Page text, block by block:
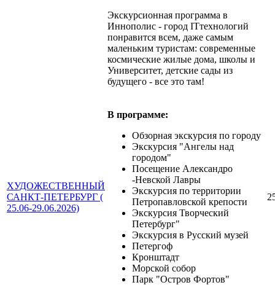
Экскурсионная программа в
Иннополис - город ITтехнологий
понравится всем, даже самым
маленьким туристам: современные
космические жилые дома, школы и
Университет, детские сады из
будущего - все это там!
ХУДОЖЕСТВЕННЫЙ
САНКТ-ПЕТЕРБУРГ (
25.06-29.06.2026)
В программе:
Обзорная экскурсия по городу
Экскурсия "Ангелы над
городом"
Посещение Александро
-Невской Лавры
Экскурсия по территории
Петропавловской крепости
Экскурсия Творческий
Петербург"
Экскурсия в Русский музей
Петергоф
Кронштадт
Морской собор
Парк "Остров Фортов"